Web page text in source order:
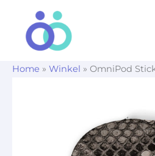
Home » Winkel » OmniPod